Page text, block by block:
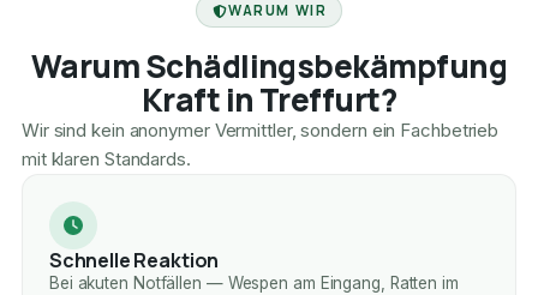
WARUM WIR
Warum Schädlingsbekämpfung
Kraft in Treffurt?
Wir sind kein anonymer Vermittler, sondern ein Fachbetrieb
mit klaren Standards.
Schnelle Reaktion
Bei akuten Notfällen — Wespen am Eingang, Ratten im